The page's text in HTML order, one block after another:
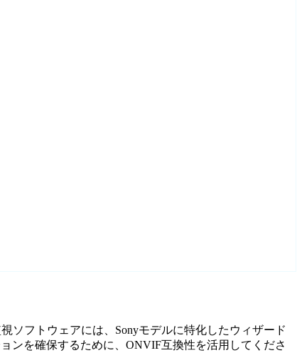
ソフトウェアには、Sonyモデルに特化したウィザード
ンを確保するために、ONVIF互換性を活用してくださ